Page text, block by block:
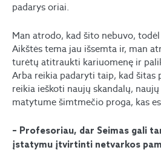
padarys oriai.
Man atrodo, kad šito nebuvo,
Aikštės tema jau išsemta ir, man
turėtų atitraukti kariuomenę ir
Arba reikia padaryti taip, kad šitas
reikia ieškoti naujų skandalų,
matytume šimtmečio proga, kas
– Profesoriau, dar Seimas gali
įstatymu įtvirtinti netvarkos